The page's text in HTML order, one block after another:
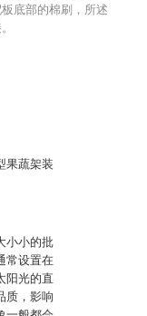
果蔬架装
小小的批
常设置在
阳光的直
质，影响
底部的棉刷，所述